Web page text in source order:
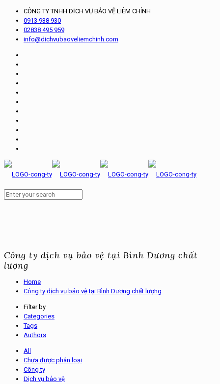
CÔNG TY TNHH DỊCH VỤ BẢO VỆ LIÊM CHÍNH
0913 938 930
02838 495 959
info@dichvubaoveliemchinh.com
Công ty dịch vụ bảo vệ tại Bình Dương chất
lượng
Home
Công ty dịch vụ bảo vệ tại Bình Dương chất lượng
Filter by
Categories
Tags
Authors
All
Chưa được phân loại
Công ty
Dịch vụ bảo vệ